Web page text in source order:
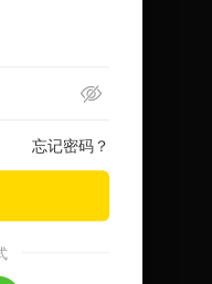
忘记密码？